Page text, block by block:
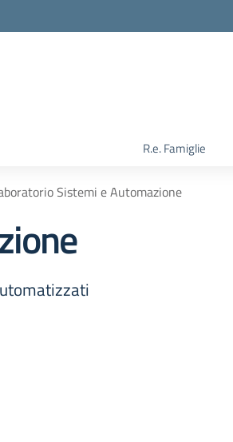
R.e. Famiglie
Sistemi e Automazione